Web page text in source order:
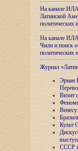
На канале
Латинской
На канале
Чили и поиск
Журнал
Эрнан
Визит
Культ
СССР и